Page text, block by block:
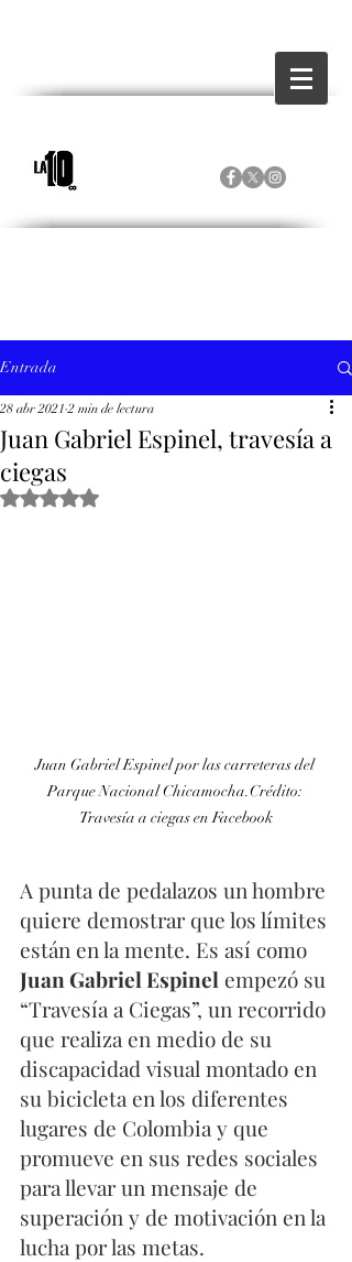
Entrada
Juan Gabriel Espinel, travesía a
ciegas
28 abr 2021 2 min de lectura
Obtuvo NaN de 5 estrellas.
Juan Gabriel Espinel por las carreteras del
Parque Nacional Chicamocha.Crédito:
Travesía a ciegas en Facebook
A punta de pedalazos un hombre
quiere demostrar que los límites
están en la mente. Es así como
Juan Gabriel Espinel empezó su
“Travesía a Ciegas”, un recorrido
que realiza en medio de su
discapacidad visual montado en
su bicicleta en los diferentes
lugares de Colombia y que
promueve en sus redes sociales
para llevar un mensaje de
superación y de motivación en la
lucha por las metas.